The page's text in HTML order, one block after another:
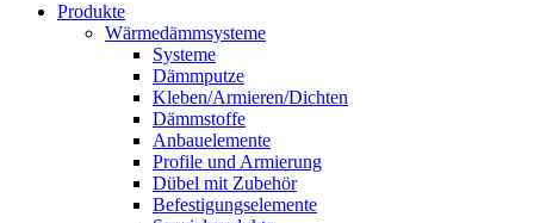
Produkte
Wärmedämmsysteme
Systeme
Dämmputze
Kleben/Armieren/Dichten
Dämmstoffe
Anbauelemente
Profile und Armierung
Dübel mit Zubehör
Befestigungselemente